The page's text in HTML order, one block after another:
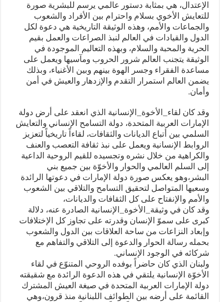
الإعتدال، هي بمثابة دستور عالمي يرسم للبشرية صورة
للتعايش الأخوي بسلام واحترام بين الأفراد والشعوب
والجماعات والأمم، وهذه الوثيقة التاريخية هي دعوة لكل
الدول والقيادات في العالم لنبذ الصراعات والعمل بقيم
الحرية والمحبة والسلام، وبهذه التعاليم الموجودة في
الوثيقة يتجنب العالم شرور الحروب ومآسيها ويعمل على
مساعدة الفقراء وجسر الهوة بينهم وبين الأغنياء، وبذلك
يضمن العالم استمرار التقدم والإزدهار والعيش في أمن
وأمان.
وقد كان لقاء_الأخوة_الإنسانية الذي انعقد على أرض دولة
الإمارات العربية المتحدة، دولة التسامح الإنساني والتعايش
السلمي بين أتباع الديانات والثقافات، لقاءاً تاريخياً لتعزيز
الروابط الإنسانية ويعمل على نبذ ثقافة التعصب والعنف
والكراهية من خلال نشره وتجسيده للقيم الروحية الداعية
إلى السلم العالمي والحوار والأخوّة بين جميع بني
البشر،وهو يعكس صورة دولة الإمارات في دعوتها الرائدة
وسعيها المتواصل لتحقيق التسامح والتلاقي بين الشعوب
والأمم والإنفتاح على كل الثقافات والديانات،
وقد كان في وثيقة_الأخوة_الإنسانية الصادرة عنه، دلالة
كبرى على سموّ الإنسان وقدرته على تجاوز كل الإختلافات
وإبعاد النزاعات من ساحة العلاقات بين الدول والشعوب
بحمله رسالة الحوار والدعوة إلى التلاقي والتفاهم مع
شركائه في الوجود الإنساني.
ولبنان الذي كان حاضراً بوفده الروحي المتنوّع في لقاء
الأخوّة الإنسانية يلتقي في هذه الدعوة الرائدة مع شقيقته
دولة الإمارات العربية المتحدة في صيغة العيش المشترك
القائمة على أرضه بين الطوائف اللبنانية منذ قرون،وهي